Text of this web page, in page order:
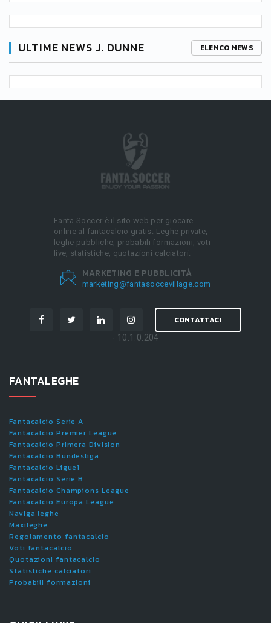
ULTIME NEWS J. DUNNE ELENCO NEWS
Fanta.Soccer è il sito web per giocare
online al fantacalcio gratis. Leghe private,
leghe pubbliche, probabili formazioni, voti
live, statistiche, quotazioni calciatori.
MARKETING E PUBBLICITÀ
marketing@fantasoccevillage.com
CONTATTACI
- 10.1.0.204
FANTALEGHE
Fantacalcio Serie A
Fantacalcio Premier League
Fantacalcio Primera Division
Fantacalcio Bundesliga
Fantacalcio Ligue1
Fantacalcio Serie B
Fantacalcio Champions League
Fantacalcio Europa League
Naviga leghe
Maxileghe
Regolamento fantacalcio
Voti fantacalcio
Quotazioni fantacalcio
Statistiche calciatori
Probabili formazioni